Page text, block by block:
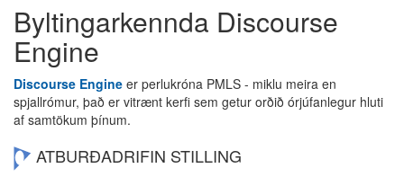
Byltingarkennda Discourse
Engine
Discourse Engine er perlukróna PMLS - miklu meira en
spjallrómur, það er vitrænt kerfi sem getur orðið órjúfanlegur hluti
af samtökum þínum.
ATBURÐADRIFIN STILLING